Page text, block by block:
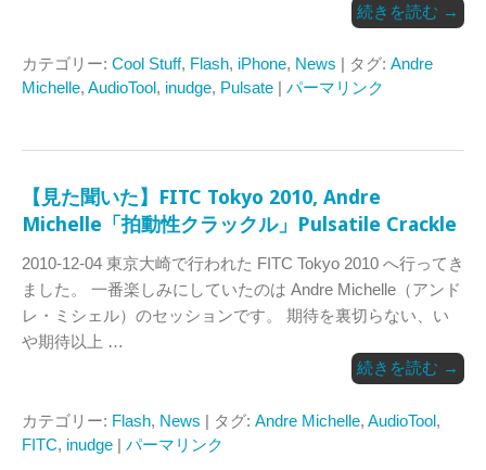
続きを読む →
カテゴリー: Cool Stuff, Flash, iPhone, News | タグ: Andre
Michelle, AudioTool, inudge, Pulsate | パーマリンク
【見た聞いた】FITC Tokyo 2010, Andre
Michelle「拍動性クラックル」Pulsatile Crackle
2010-12-04 東京大崎で行われた FITC Tokyo 2010 へ行ってき
ました。 一番楽しみにしていたのは Andre Michelle（アンド
レ・ミシェル）のセッションです。 期待を裏切らない、い
や期待以上 …
続きを読む →
カテゴリー: Flash, News | タグ: Andre Michelle, AudioTool,
FITC, inudge | パーマリンク